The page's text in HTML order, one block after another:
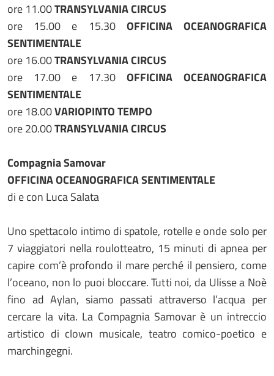
ore 11.00TRANSYLVANIA CIRCUS
ore 15.00 e 15.30 OFFICINA OCEANOGRAFICA
SENTIMENTALE
ore 16.00TRANSYLVANIA CIRCUS
ore 17.00 e 17.30 OFFICINA OCEANOGRAFICA
SENTIMENTALE
ore 18.00VARIOPINTO TEMPO
ore 20.00TRANSYLVANIA CIRCUS
Compagnia Samovar
OFFICINA OCEANOGRAFICA SENTIMENTALE
di e con Luca Salata
Uno spettacolo intimo di spatole, rotelle e onde solo per
7 viaggiatori nella roulotteatro, 15 minuti di apnea per
capire com’è profondo il mare perché il pensiero, come
l’oceano, non lo puoi bloccare. Tutti noi, da Ulisse a Noè
fino ad Aylan, siamo passati attraverso l’acqua per
cercare la vita. La Compagnia Samovar è un intreccio
artistico di clown musicale, teatro comico-poetico e
marchingegni.